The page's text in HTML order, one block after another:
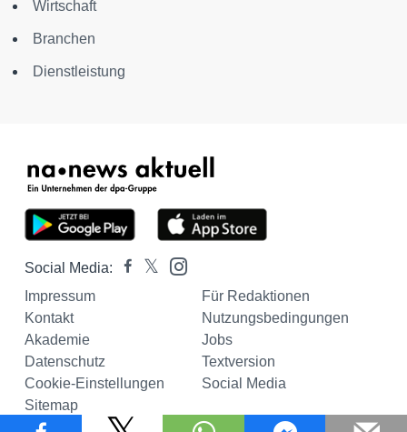
Wirtschaft
Branchen
Dienstleistung
Social Media:
Impressum
Für Redaktionen
Kontakt
Nutzungsbedingungen
Akademie
Jobs
Datenschutz
Textversion
Cookie-Einstellungen
Social Media
Sitemap